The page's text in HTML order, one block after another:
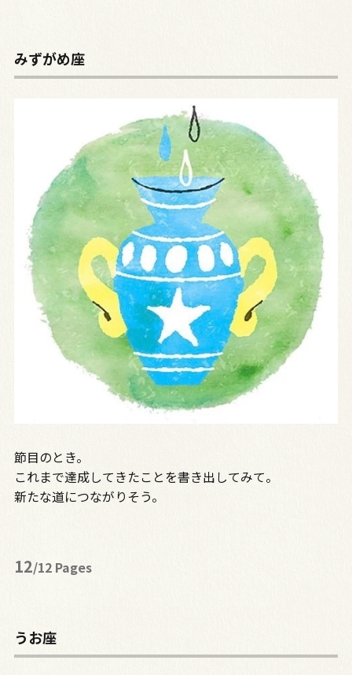
みずがめ座
節目のとき。
これまで達成してきたことを書き出してみて。
新たな道につながりそう。
12/12 Pages
うお座